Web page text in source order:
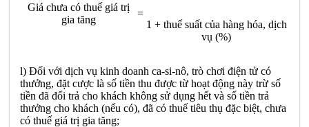
Giá chưa có thuế giá trị
gia tăng
=
1 + thuế suất của hàng hóa, dịch
vụ (%)
l) Đối với dịch vụ kinh doanh ca-si-nô, trò chơi điện tử có
thưởng, đặt cược là số tiền thu được từ hoạt động này trừ số
tiền đã đổi trả cho khách không sử dụng hết và số tiền trả
thưởng cho khách (nếu có), đã có thuế tiêu thụ đặc biệt, chưa
có thuế giá trị gia tăng;